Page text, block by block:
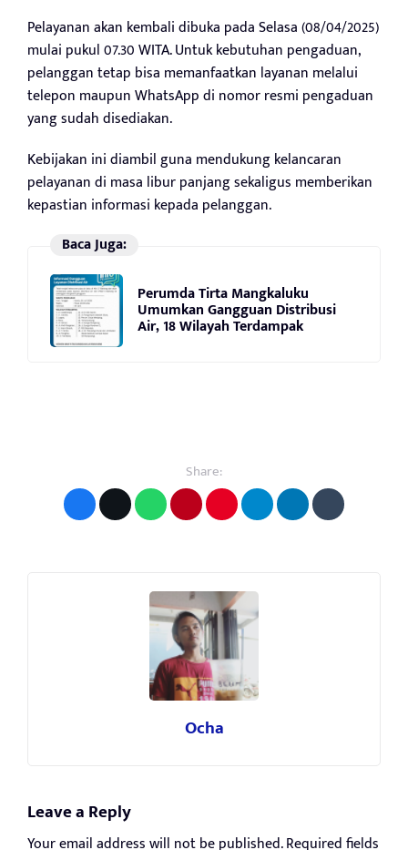
Pelayanan akan kembali dibuka pada Selasa (08/04/2025)
mulai pukul 07.30 WITA. Untuk kebutuhan pengaduan,
pelanggan tetap bisa memanfaatkan layanan melalui
telepon maupun WhatsApp di nomor resmi pengaduan
yang sudah disediakan.
Kebijakan ini diambil guna mendukung kelancaran
pelayanan di masa libur panjang sekaligus memberikan
kepastian informasi kepada pelanggan.
Baca Juga:
Perumda Tirta Mangkaluku
Umumkan Gangguan Distribusi
Air, 18 Wilayah Terdampak
Share:
Ocha
Leave a Reply
Your email address will not be published.Required fields